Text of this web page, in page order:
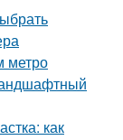
метро
как